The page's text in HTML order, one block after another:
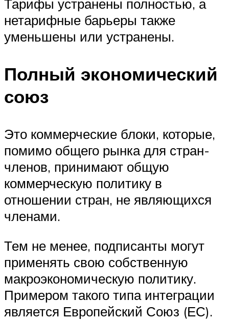
Тарифы устранены полностью, а
нетарифные барьеры также
уменьшены или устранены.
Полный экономический
союз
Это коммерческие блоки, которые,
помимо общего рынка для стран-
членов, принимают общую
коммерческую политику в
отношении стран, не являющихся
членами.
Тем не менее, подписанты могут
применять свою собственную
макроэкономическую политику.
Примером такого типа интеграции
является Европейский Союз (ЕС).